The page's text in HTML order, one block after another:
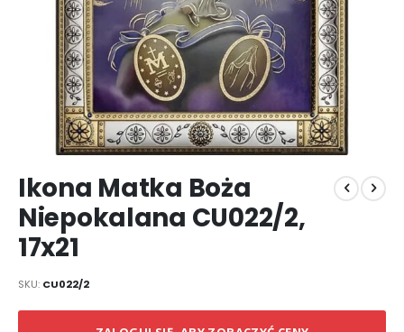
na
początek
galerii
Ikona Matka Boża
Niepokalana CU022/2,
17x21
SKU CU022/2